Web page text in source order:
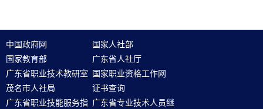
中国政府网
国家人社部
国家教育部
广东省人社厅
广东省职业技术教研室
国家职业资格工作网
茂名市人社局
证书查询
广东省职业技能服务指 广东省专业技术人员继